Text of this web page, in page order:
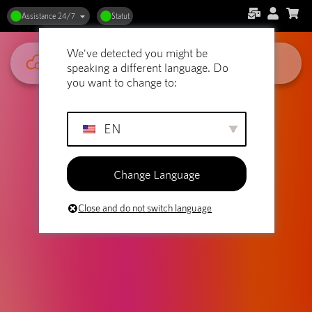
Assistance 24/7 Statut
Un soutien à la clientèle qui
partenaire d'hébergement
We've detected you might be
speaking a different language. Do
you want to change to:
EN
Change Language
Close and do not switch language